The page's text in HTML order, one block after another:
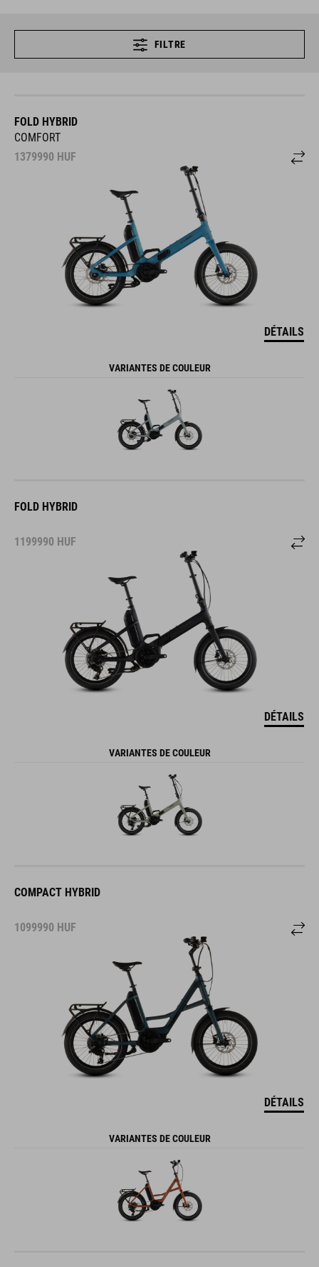
FILTRE
FOLD HYBRID
COMFORT
1379990 HUF
DÉTAILS
VARIANTES DE COULEUR
FOLD HYBRID
1199990 HUF
DÉTAILS
VARIANTES DE COULEUR
COMPACT HYBRID
1099990 HUF
DÉTAILS
VARIANTES DE COULEUR